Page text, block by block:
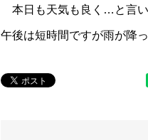
本日も天気も良く…と言い
午後は短時間ですが雨が降